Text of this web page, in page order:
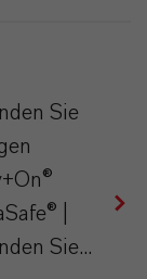
Sie
|
Sie...